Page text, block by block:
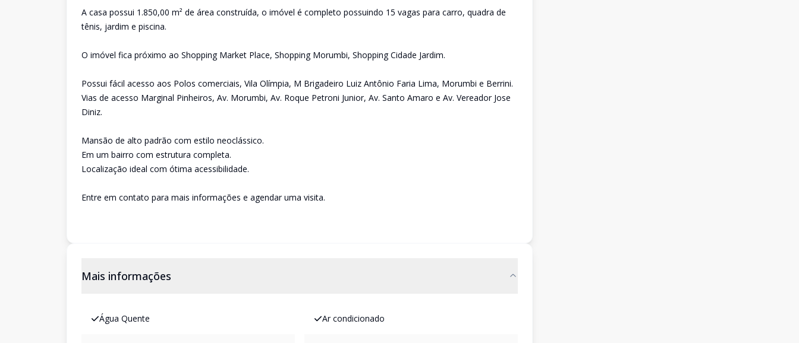
A casa possui 1.850,00 m² de área construída, o imóvel é completo possuindo 15 vagas para carro, quadra de
tênis, jardim e piscina.
O imóvel fica próximo ao Shopping Market Place, Shopping Morumbi, Shopping Cidade Jardim.
Possui fácil acesso aos Polos comerciais, Vila Olímpia, M Brigadeiro Luiz Antônio Faria Lima, Morumbi e Berrini.
Vias de acesso Marginal Pinheiros, Av. Morumbi, Av. Roque Petroni Junior, Av. Santo Amaro e Av. Vereador Jose
Diniz.
Mansão de alto padrão com estilo neoclássico.
Em um bairro com estrutura completa.
Localização ideal com ótima acessibilidade.
Entre em contato para mais informações e agendar uma visita.
Mais informações
Água Quente Ar condicionado